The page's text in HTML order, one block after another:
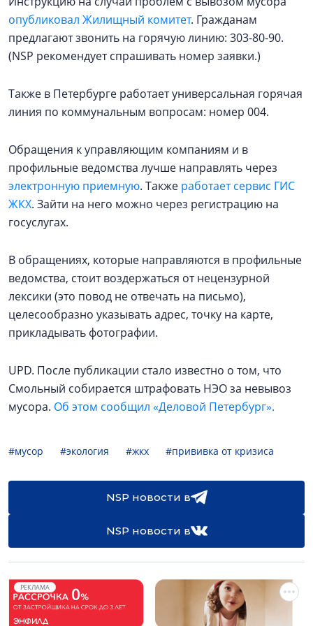
опубликовал Жилищный комитет. Гражданам
предлагают звонить на горячую линию: 303-80-90.
(NSP рекомендует спрашивать номер заявки.)
Также в Петербурге работает универсальная горячая
линия по коммунальным вопросам: номер 004.
Обращения к управляющим компаниям и в
профильные ведомства лучше направлять через
электронную приемную. Также работает сервис ГИС
ЖКХ. Зайти на него можно через регистрацию на
госуслугах.
В обращениях, которые направляются в профильные
ведомства, стоит воздержаться от нецензурной
лексики (это повод не отвечать на письмо),
целесообразно указывать адрес, точку на карте,
прикладывать фотографии.
UPD. После публикации стало известно о том, что
Смольный собирается штрафовать НЭО за невывоз
мусора. Об этом сообщил «Деловой Петербург».
#мусор #экология #жкх #прививка от кризиса
NSP новости в
NSP новости в
РЕКЛАМА